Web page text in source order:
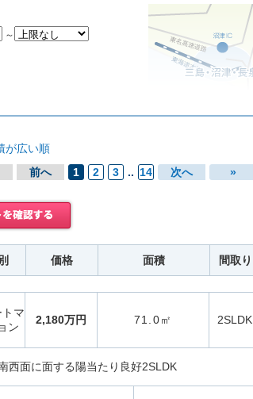
～
が広い順
前へ 1 2 3 .. 14 次へ »
価格 面積 間取り
トマ
ン
2,180万円 71.0㎡ 2SLDK
西面に面する陽当たり良好2SLDK